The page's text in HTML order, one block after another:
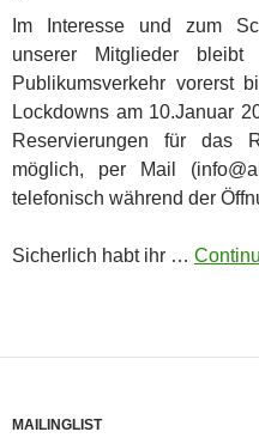
Im Interesse und zum
unserer Mitglieder
Publikumsverkehr vorerst
Lockdowns am 10.Januar
Reservierungen für das
möglich, per Mail
telefonisch während der
Sicherlich habt ihr …
MAILINGLIST